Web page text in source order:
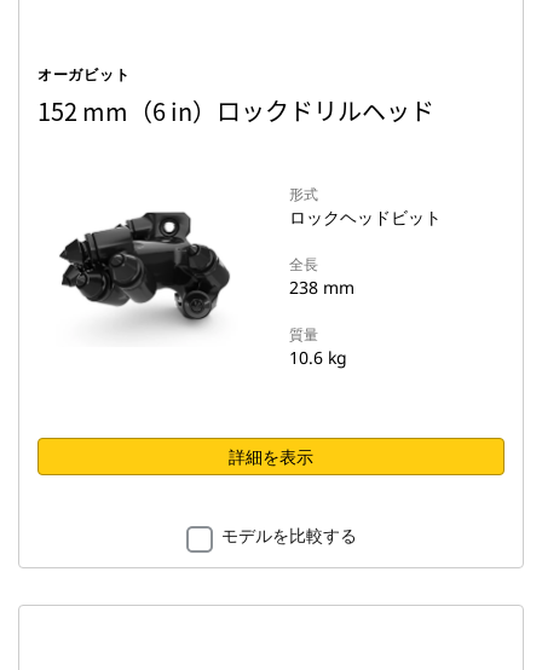
オーガビット
152 mm（6 in）ロックドリルヘッド
形式
ロックヘッドビット
全長
238 mm
質量
10.6 kg
詳細を表示
モデルを比較する